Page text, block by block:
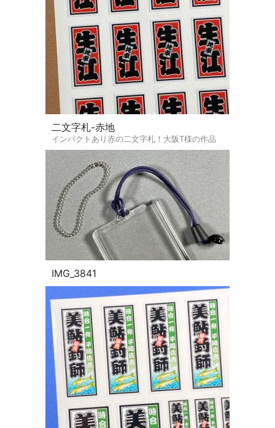
二文字札-赤地
インパクトあり赤の二文字札！大阪T様の作品
IMG_3841